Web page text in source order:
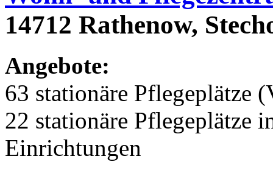
14712 Rathenow,
Angebote:
63 stationäre Pflegeplätze
22 stationäre Pflegeplätze
Einrichtungen